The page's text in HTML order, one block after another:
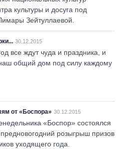
культуры и досуга под
Зейтуллаевой.
30.12.2015
все ждут чуда и праздника, и
общий дом под силу каждому
от «Боспора» 30.12.2015
«Боспор» состоялся
розыгрыш призов
уходящего года.